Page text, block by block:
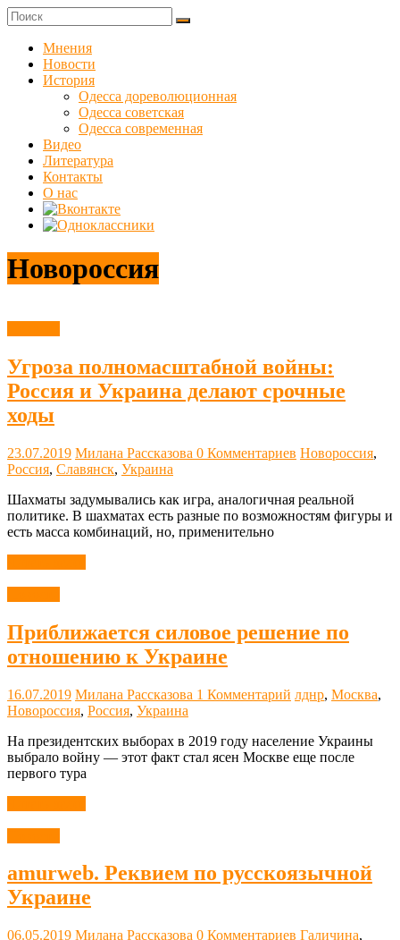
Skip
to
content
Куликовец
Сайт
одесского
сопротивления
Мнения
Новости
История
Одесса дореволюционная
Одесса советская
Одесса современная
Видео
Литература
Контакты
О нас
Новороссия
Угроза полномасштабной войны:
Россия и Украина делают срочные
ходы
23.07.2019 Милана Рассказова 0 Комментариев Новороссия,
Россия, Славянск, Украина
Шахматы задумывались как игра, аналогичная реальной
политике. В шахматах есть разные по возможностям фигуры и
есть масса комбинаций, но, применительно
Приближается силовое решение по
отношению к Украине
16.07.2019 Милана Рассказова 1 Комментарий лднр, Москва,
Новороссия, Россия, Украина
На президентских выборах в 2019 году население Украины
выбрало войну — этот факт стал ясен Москве еще после
первого тура
amurweb. Реквием по русскоязычной
Украине
06.05.2019 Милана Рассказова 0 Комментариев Галичина,